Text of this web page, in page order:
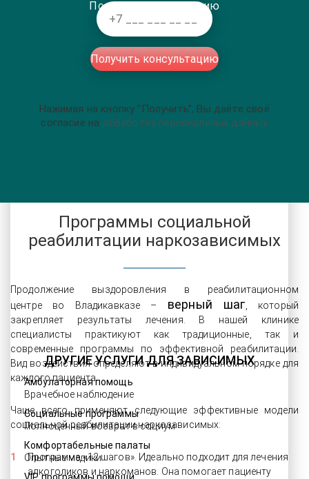
Получить консультацию
ДРУГИЕ УСЛУГИ ДЛЯ ЗАВИСИМЫХ
Амбулаторная помощь
Врачебное наблюдение
Социальные программы
Полноценный возврат в социум
Комфортабельные палаты
Опытные медики
Получить консультацию
Нажимая на кнопку ”Получить”, Вы даёте своё
согласие на обработку персональных данных
Программы социальной
реабилитации наркозависимых
Продолжение выздоровления в реабилитационном
центре во Владикавказе – верный шаг , который
закрепляет результаты лечения. В нашей клинике
специалисты практикуют как традиционные, так и
современные программы по эффективной реабилитации.
Вид воздействия определяют в индивидуальном порядке для
каждого пациента.
Чаще всего применяют следующие эффективные модели
социальной реабилитации наркозависимых:
Программа «12 шагов». Идеально подходит для лечения
алкоголиков и наркоманов. Она помогает пациенту